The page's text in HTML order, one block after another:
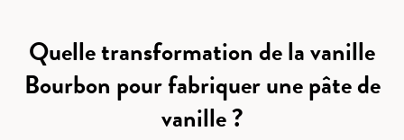
Quelle transformation de la vanille
Bourbon pour fabriquer une pâte de
vanille ?